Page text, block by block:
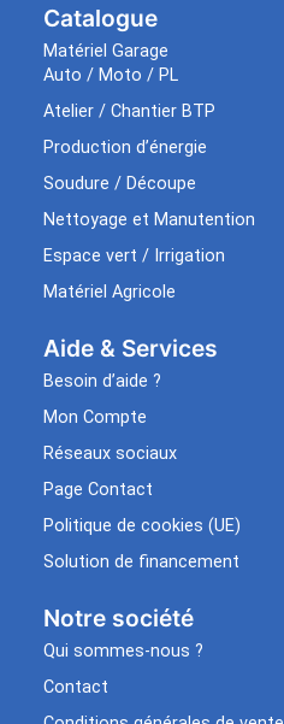
Catalogue
Matériel Garage
Auto / Moto / PL
Atelier / Chantier BTP
Production d’énergie
Soudure / Découpe
Nettoyage et Manutention
Espace vert / Irrigation
Matériel Agricole
Aide & Services​
Besoin d’aide ?
Mon Compte
Réseaux sociaux
Page Contact
Politique de cookies (UE)
Solution de financement
Notre société
Qui sommes-nous ?
Contact